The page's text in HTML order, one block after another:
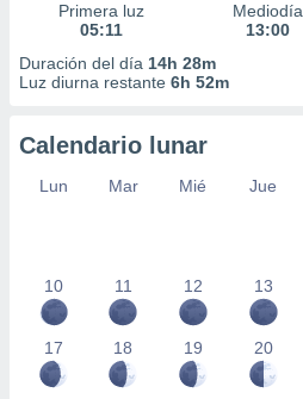
Primera luz
05:11
Mediodía
13:00
Duración del día 14h 28m
Luz diurna restante 6h 52m
Calendario lunar
Lun Mar Mié Jue
10 11 12 13
17 18 19 20